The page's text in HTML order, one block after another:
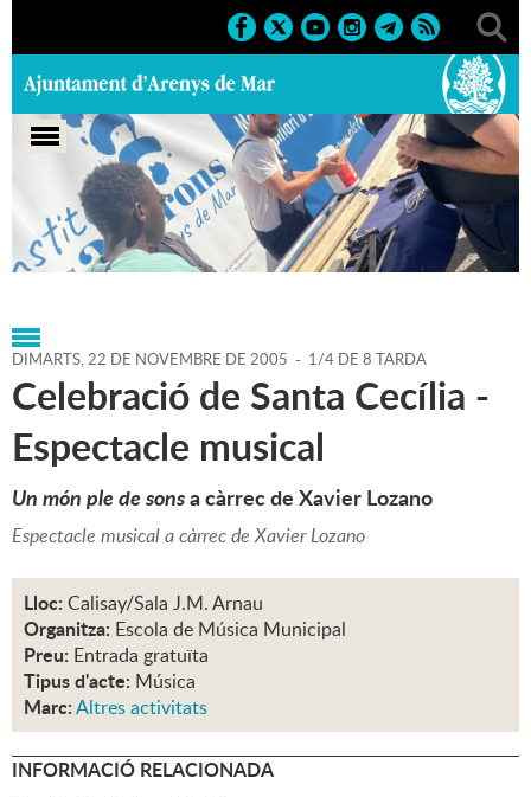
Portada > Agenda > 22-11-2005 > Marcs > 2005
Altres
activitats
DIMARTS,22 DE NOVEMBRE DE 2005 - 1/4 DE 8 TARDA
Celebració de Santa Cecília -
Espectacle musical
Un món ple de sonsa càrrec de Xavier Lozano
Espectacle musical a càrrec de Xavier Lozano
Lloc: Calisay/Sala J.M. Arnau
Organitza: Escola de Música Municipal
Preu: Entrada gratuïta
Tipus d'acte: Música
Marc:Altres activitats
INFORMACIÓ RELACIONADA